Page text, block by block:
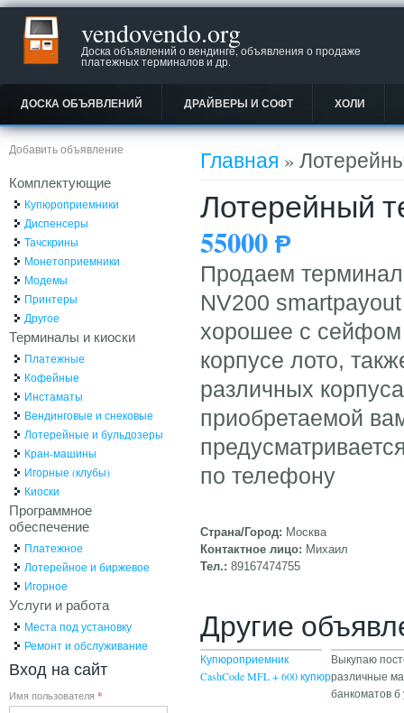
vendovendo.org
Доска объявлений о вендинге, объявления о продаже
платежных терминалов и др.
ДОСКА ОБЪЯВЛЕНИЙ ДРАЙВЕРЫ И СОФТ ХОЛИ
Вы здесь
Главная »
Лотерейный
55000 Ᵽ
Продаем
NV200
хорошее с сейфом
корпусе лото,
различных
приобретаемой
по телефону
Страна/Город: Москва
Контактное лицо: Михаил
Тел.: 89167474755
Другие
Купюроприемник
CashCode MFL + 600 купюр
Выкупаю
различные
банкоматов б
Добавить объявление
Комплектующие
Купюроприемники
Диспенсеры
Тачскрины
Монетоприемники
Модемы
Принтеры
Другое
Терминалы и киоски
Платежные
Кофейные
Инстаматы
Вендинговые и снековые
Лотерейные и бульдозеры
Кран-машины
Игорные (клубы)
Киоски
Программное
обеспечение
Платежное
Лотерейное и биржевое
Игорное
Услуги и работа
Места под установку
Ремонт и обслуживание
Вход на сайт
Имя пользователя *